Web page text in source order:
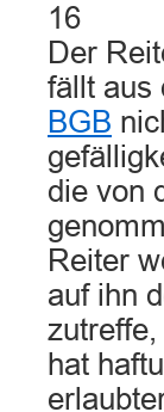
16
Der
fällt aus
BGB
die von
Reiter
auf ihn
hat